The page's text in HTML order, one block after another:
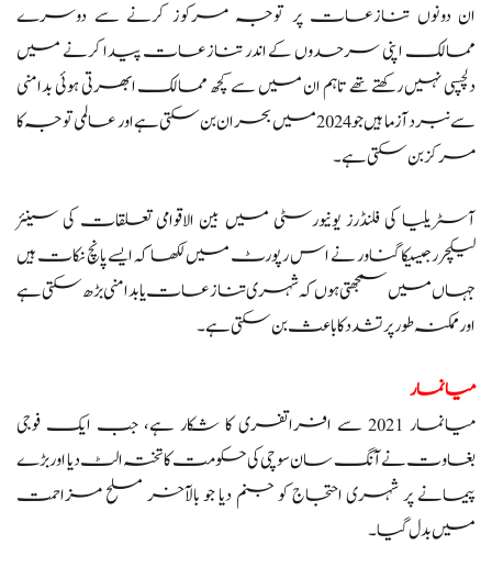
ان دونوں تنازعات پر توجہ مرکوز کرنے سے دوسرے
ممالک اپنی سرحدوں کے اندر تنازعات پیدا کرنے میں
دلچسپی نہیں رکھتے تھے تاہم ان میں سے کچھ ممالک ابھرتی ہوئی بدامنی
سے نبرد آزما ہیں جو 2024 میں بحران بن سکتی ہے اور عالمی توجہ کا
مرکز بن سکتی ہے۔
آسٹریلیا کی فلنڈرز یونیورسٹی میں بین الاقوامی تعلقات کی سینئر
لیکچرر جیسیکا گناور نے اس رپورٹ میں لکھا کہ ایسے پانچ نکات ہیں
جہاں میں سمجھتی ہوں کہ شہری تنازعات یا بدامنی بڑھ سکتی ہے
اور ممکنہ طور پر تشدد کا باعث بن سکتی ہے۔
میانمار
میانمار 2021 سے افراتفری کا شکار ہے، جب ایک فوجی
بغاوت نے آنگ سان سوچی کی حکومت کا تختہ الٹ دیا اور بڑے
پیمانے پر شہری احتجاج کو جنم دیا جو بالآخر مسلح مزاحمت
میں بدل گیا۔